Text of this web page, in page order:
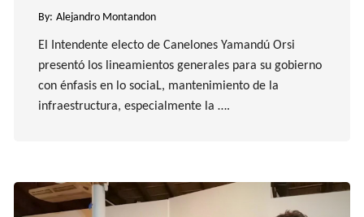
By: Alejandro Montandon
El Intendente electo de Canelones Yamandú Orsi
presentó los lineamientos generales para su gobierno
con énfasis en lo sociaL, mantenimiento de la
infraestructura, especialmente la ….